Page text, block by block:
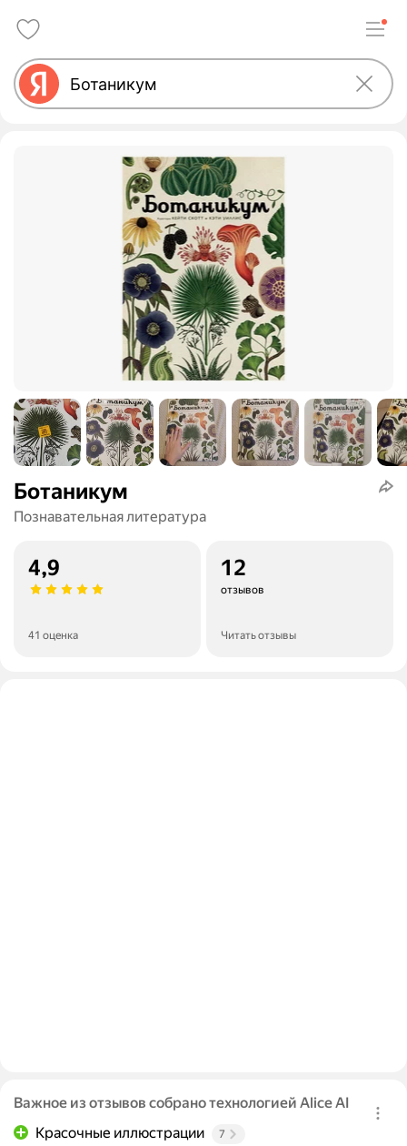
Ботаникум
Познавательная литература
4,9
41 оценка
12
отзывов
Читать отзывы
Важное из отзывов собрано технологией Alice AI
Красочные иллюстрации
7